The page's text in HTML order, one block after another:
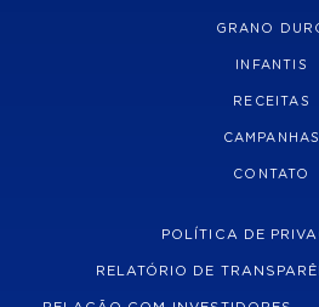
GRANO
INFANTIS
RECEITAS
CAMPANHAS
CONTATO
POLÍTICA DE
RELATÓRIO DE